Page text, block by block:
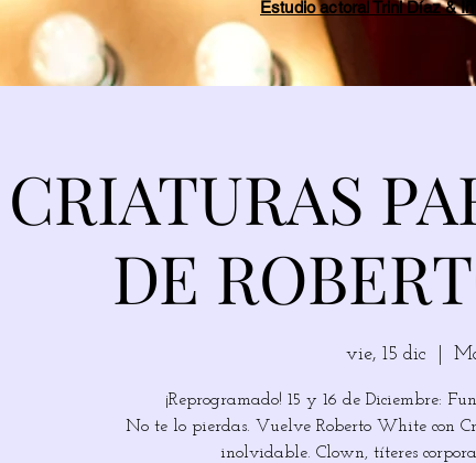
Estudio actoral Trini Díaz &
CRIATURAS
DE
vie, 15 dic
¡Reprogramado! 15 y 16 de Diciembre:
No te lo pierdas. Vuelve Roberto White con
inolvidable. Clown, títeres